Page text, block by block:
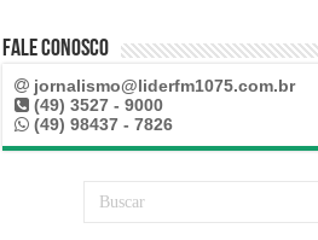
Fale Conosco
jornalismo@liderfm1075.com.br
(49) 3527 - 9000
(49) 98437 - 7826